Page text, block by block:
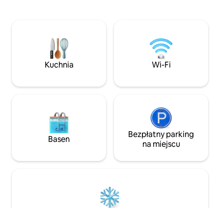
prywatnym balkonem idealnym do
podziwiania zachodów słońca lub
porannej kawy z chłodną morską bryzą.
Położony naprzeciwko plaży Ashwem z
w odległości spaceru.
Kuchnia Wi-Fi
Basen
Bezpłatny parking
na miejscu